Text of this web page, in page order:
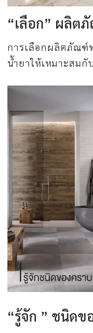
“เลือก” ผลิต
การเลือกผลิตภัณฑ์
น้ำยาให้เหมาะสมกั
“รู้จัก ” ชนิดข